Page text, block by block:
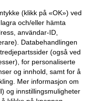
oss på
Cookie-innstillinger
kjøp
(klikk på «OK») ved
och/eller hämta
användar-ID,
Databehandlingen
(også ved
for personaliserte
og innhold, samt for å
Mer informasjon om
og innstillingsmuligheter